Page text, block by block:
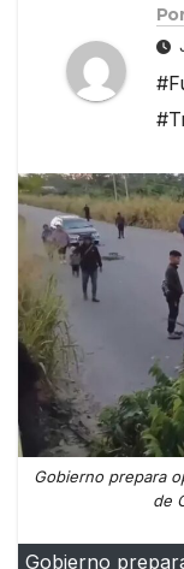
Por
Gobierno prepara
de
Gobierno